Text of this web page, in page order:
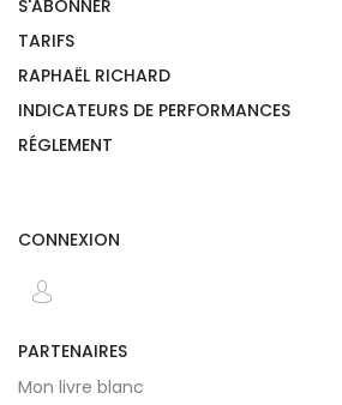
S'ABONNER
TARIFS
RAPHAËL RICHARD
INDICATEURS DE PERFORMANCES
RÉGLEMENT
CONNEXION
PARTENAIRES
Mon livre blanc